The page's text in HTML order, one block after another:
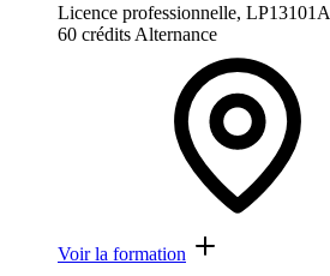
Licence professionnelle, LP13101A
60 crédits Alternance
Voir la formation